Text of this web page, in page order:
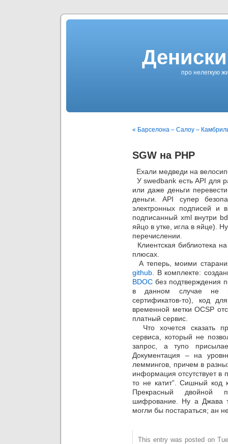
про нелегкую
« Барселона – Салоу –
SGW на PHP
Ехали медведи на
У swedbank есть API для
или даже деньги
деньги. API супер
электронных подписей и
подписанный xml внутри
яйцо в утке, игла в яйце).
перечислении.
Клиентская библиотека
плюсах.
А теперь, моими
github . В комплекте:
BDOC без подтверждения
в данном случае не
сертификатов-то), код
временной метки OCSP
платный сервис.
Что хочется сказать
сервиса, который не
запрос, а тупо
Документация – на
леммингов, причем в
информация отсутствует в
то не катит”. Сишный код
Прекрасный двойной
шифрование. Ну а Джава
могли бы постараться; ан
This entry was posted on